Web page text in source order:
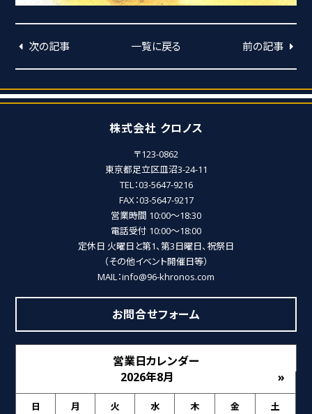
次の記事 一覧に戻る 前の記事
株式会社 クロノス
〒123-0862
東京都足立区皿沼3-24-11
TEL：03-5647-9216
FAX：03-5647-9217
営業時間 10:00～18:30
電話受付 10:00～18:00
定休日 火曜日と第1、第3日曜日、祝祭日
（その他イベント開催日等）
MAIL：info@96-khronos.com
お問合せフォーム
営業日カレンダー
2026年8月
»
日 月 火 水 木 金 土